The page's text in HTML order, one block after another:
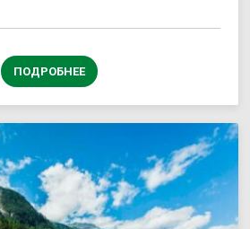
ПОДРОБНЕЕ